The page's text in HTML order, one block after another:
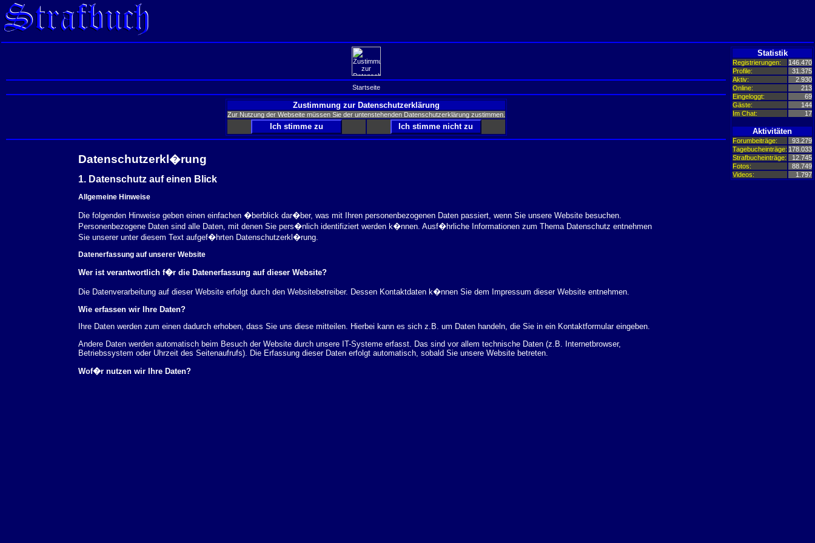
Startseite
Zustimmung zur Datenschutzerklärung
Zur Nutzung der Webseite müssen Sie der untenstehenden Datenschutzerklärung zustimmen.
Datenschutzerkl�rung
1. Datenschutz auf einen Blick
Allgemeine Hinweise
Die folgenden Hinweise geben einen einfachen �berblick dar�ber, was mit Ihren personenbezogenen Daten passiert, wenn Sie unsere Website besuchen.
Personenbezogene Daten sind alle Daten, mit denen Sie pers�nlich identifiziert werden k�nnen. Ausf�hrliche Informationen zum Thema Datenschutz entnehmen
Sie unserer unter diesem Text aufgef�hrten Datenschutzerkl�rung.
Datenerfassung auf unserer Website
Wer ist verantwortlich f�r die Datenerfassung auf dieser Website?
Die Datenverarbeitung auf dieser Website erfolgt durch den Websitebetreiber. Dessen Kontaktdaten k�nnen Sie dem Impressum dieser Website entnehmen.
Wie erfassen wir Ihre Daten?
Ihre Daten werden zum einen dadurch erhoben, dass Sie uns diese mitteilen. Hierbei kann es sich z.B. um Daten handeln, die Sie in ein Kontaktformular eingeben.
Andere Daten werden automatisch beim Besuch der Website durch unsere IT-Systeme erfasst. Das sind vor allem technische Daten (z.B. Internetbrowser,
Betriebssystem oder Uhrzeit des Seitenaufrufs). Die Erfassung dieser Daten erfolgt automatisch, sobald Sie unsere Website betreten.
Wof�r nutzen wir Ihre Daten?
Statistik
Registrierungen:
146.470
Profile:
31.375
Aktiv:
2.930
Online:
213
Eingeloggt:
69
Gäste:
144
Im Chat:
17
Aktivitäten
Forumbeiträge:
93.279
Tagebucheinträge: 178.033
Strafbucheinträge:
12.745
Fotos:
88.749
Videos:
1.797